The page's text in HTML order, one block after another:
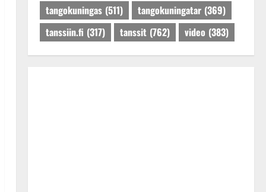
tangokuningas (511) tangokuningatar (369)
tanssiin.fi (317) tanssit (762) video (383)